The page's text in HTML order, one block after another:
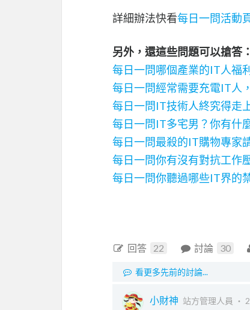
詳細辦法快看每日一問活動
另外，還這些問題可以搶答：
每日一問哪個產業的IT人福
每日一問經常需要充電IT人
每日一問IT技術人終究得走
每日一問IT多宅男？你有什
每日一問最殺的IT購物專家
每日一問你有沒有對抗工作
每日一問你聽過哪些IT界的
回答 22 討論 30
看更多先前的討論...
小財神 站方管理人員 ‧